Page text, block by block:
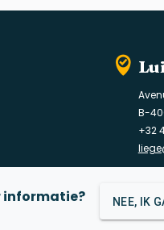
B-
+32
Beleid voor de
informatie? NEE, IK